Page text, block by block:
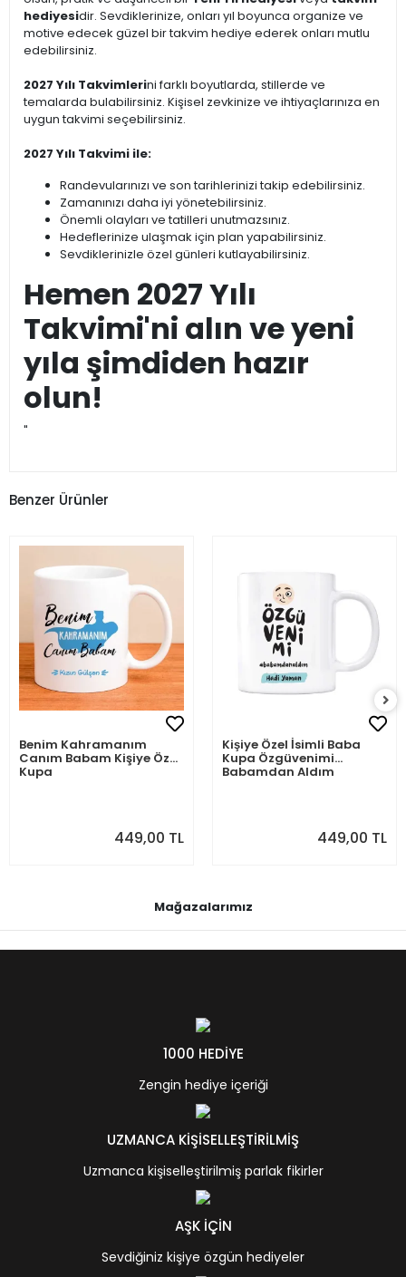
hediyesidir. Sevdiklerinize, onları yıl boyunca organize ve
motive edecek güzel bir takvim hediye ederek onları mutlu
edebilirsiniz.
2027 Yılı Takvimlerini farklı boyutlarda, stillerde ve
temalarda bulabilirsiniz. Kişisel zevkinize ve ihtiyaçlarınıza en
uygun takvimi seçebilirsiniz.
2027 Yılı Takvimi ile:
Randevularınızı ve son tarihlerinizi takip edebilirsiniz.
Zamanınızı daha iyi yönetebilirsiniz.
Önemli olayları ve tatilleri unutmazsınız.
Hedeflerinize ulaşmak için plan yapabilirsiniz.
Sevdiklerinizle özel günleri kutlayabilirsiniz.
Hemen 2027 Yılı
Takvimi'ni alın ve yeni
yıla şimdiden hazır
olun!
"
Benzer Ürünler
Benim Kahramanım
Canım Babam Kişiye Özel
Kupa
449,00 TL
Kişiye Özel İsimli Baba
Kupa Özgüvenimi
Babamdan Aldım
449,00 TL
Mağazalarımız
1000 HEDİYE
Zengin hediye içeriği
UZMANCA KİŞİSELLEŞTİRİLMİŞ
Uzmanca kişiselleştirilmiş parlak fikirler
AŞK İÇİN
Sevdiğiniz kişiye özgün hediyeler